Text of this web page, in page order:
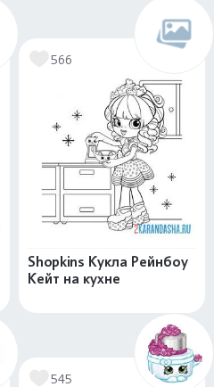
566
Shopkins Кукла Рейнбоу
Кейт на кухне
545